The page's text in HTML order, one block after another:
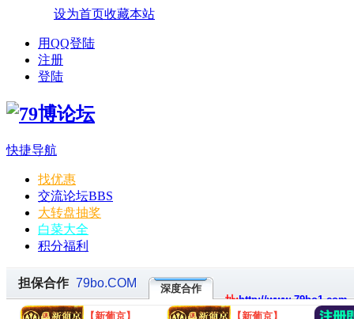
设为首页收藏本站
用QQ登陆
注册
登陆
快捷导航
找优惠
交流论坛BBS
大转盘抽奖
白菜大全
积分福利